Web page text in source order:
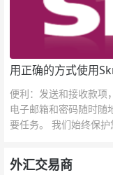
用正确的方式使用
便利：发送和接收款项
电子邮箱和密码随时随
要任务。 我们始终保
外汇交易商